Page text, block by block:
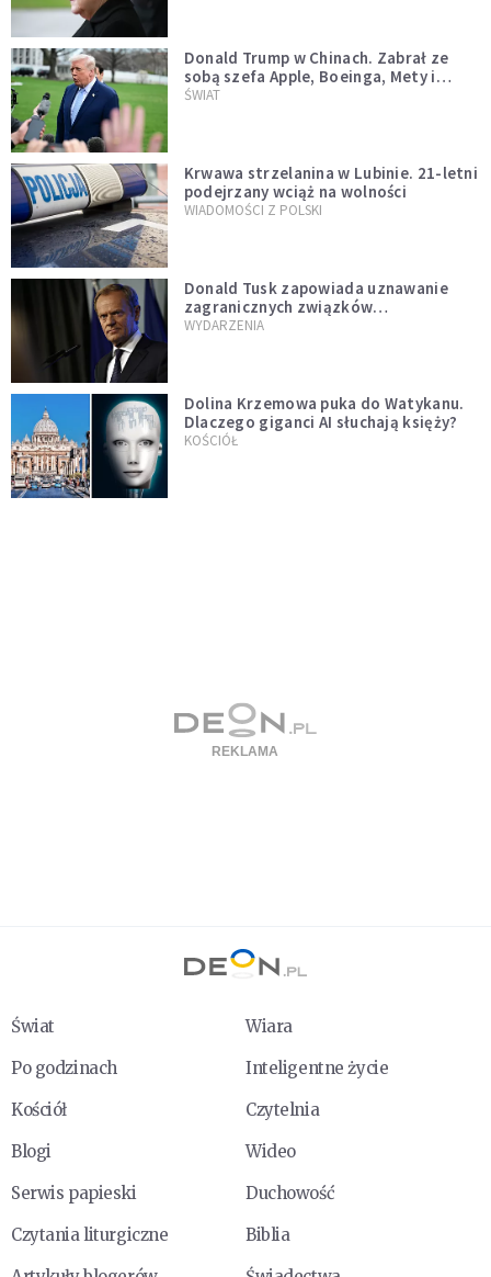
Donald Trump w Chinach. Zabrał ze
sobą szefa Apple, Boeinga, Mety i
Muska
ŚWIAT
Krwawa strzelanina w Lubinie. 21-letni
podejrzany wciąż na wolności
WIADOMOŚCI Z POLSKI
Donald Tusk zapowiada uznawanie
zagranicznych związków
jednopłciowych. "Państwo oblało ten
WYDARZENIA
Dolina Krzemowa puka do Watykanu.
Dlaczego giganci AI słuchają księży?
KOŚCIÓŁ
Świat
Wiara
Po godzinach
Inteligentne życie
Kościół
Czytelnia
Blogi
Wideo
Serwis papieski
Duchowość
Czytania liturgiczne
Biblia